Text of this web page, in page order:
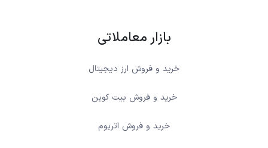
بازار معاملاتی
خرید و فروش ارز دیجیتال
خرید و فروش بیت کوین
خرید و فروش اتریوم